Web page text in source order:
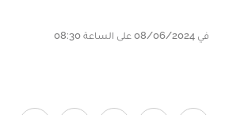
في 08/06/2024 على الساعة 08:30